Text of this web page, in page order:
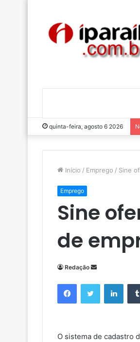
quinta-feira, agosto 6 2026
Início / Emprego / Sine
Emprego
Sine
de
Redação
d
m
O sistema de cadastro